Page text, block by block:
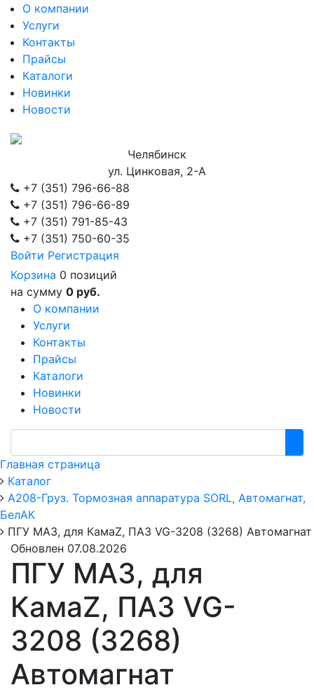
О компании
Услуги
Контакты
Прайсы
Каталоги
Новинки
Новости
Челябинск
ул. Цинковая, 2-А
+7 (351) 796-66-88
+7 (351) 796-66-89
+7 (351) 791-85-43
+7 (351) 750-60-35
Войти Регистрация
Корзина 0 позиций
на сумму 0 руб.
О компании
Услуги
Контакты
Прайсы
Каталоги
Новинки
Новости
Главная страница
Каталог
А208-Груз. Тормозная аппаратура SORL, Автомагнат,
БелАК
ПГУ МАЗ, для КамаZ, ПАЗ VG-3208 (3268) Автомагнат
Обновлен 07.08.2026
ПГУ МАЗ, для
КамаZ, ПАЗ VG-
3208 (3268)
Автомагнат